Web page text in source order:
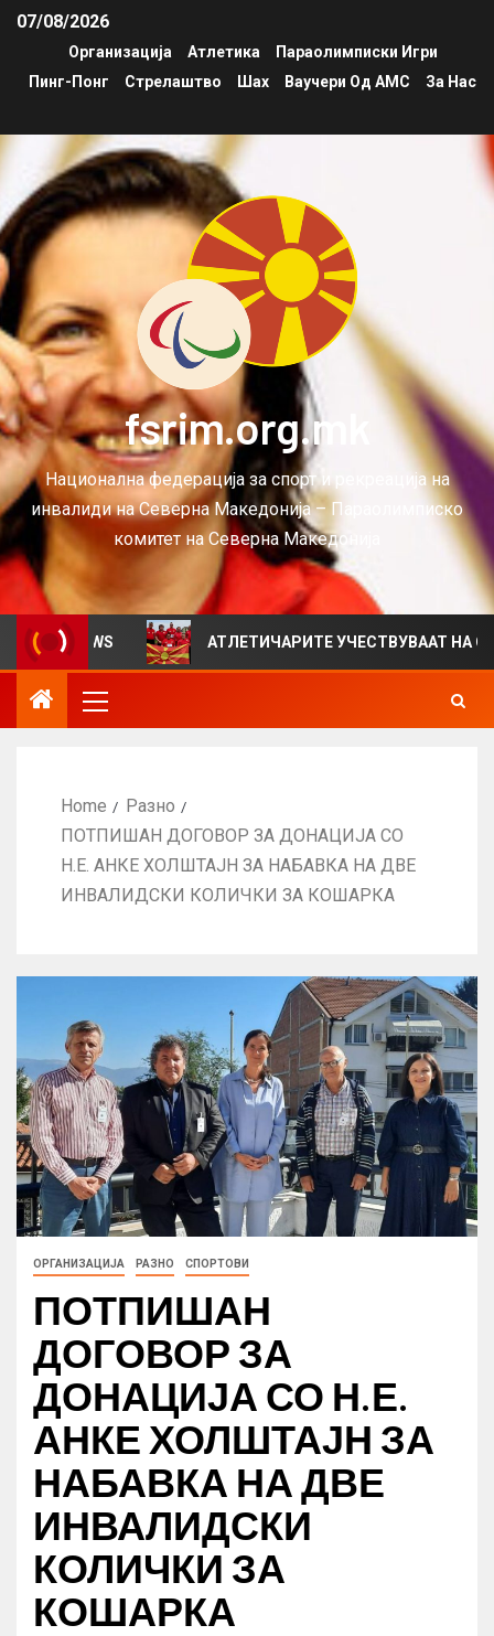
07/08/2026
Организација Атлетика
Параолимписки Игри
Пинг-Понг
Стрелаштво Шах Ваучери Од АМС За Нас
fsrim.org.mk
Национална федерација за спорт и рекреација на
инвалиди на Северна Македонија – Параолимписко
комитет на Северна Македонија
VIEWS АТЛЕТИЧАРИТЕ УЧЕСТВУВААТ НА СРБИЈА
Home
Разно
ПОТПИШАН ДОГОВОР ЗА ДОНАЦИЈА СО
Н.Е. АНКЕ ХОЛШТАЈН ЗА НАБАВКА НА ДВЕ
ИНВАЛИДСКИ КОЛИЧКИ ЗА КОШАРКА
ОРГАНИЗАЦИЈА РАЗНО СПОРТОВИ
ПОТПИШАН
ДОГОВОР ЗА
ДОНАЦИЈА СО Н.Е.
АНКЕ ХОЛШТАЈН ЗА
НАБАВКА НА ДВЕ
ИНВАЛИДСКИ
КОЛИЧКИ ЗА
КОШАРКА